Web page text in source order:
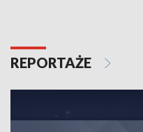
REPORTAŻE